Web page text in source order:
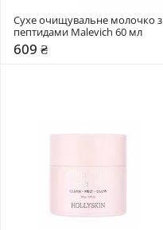
Сухе очищувальне молочко з
пептидами Malevich 60 мл
609 ₴